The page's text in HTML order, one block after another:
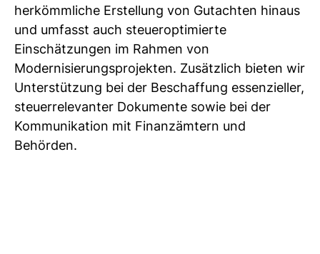
herkömmliche Erstellung von Gutachten hinaus
und umfasst auch steueroptimierte
Einschätzungen im Rahmen von
Modernisierungsprojekten. Zusätzlich bieten wir
Unterstützung bei der Beschaffung essenzieller,
steuerrelevanter Dokumente sowie bei der
Kommunikation mit Finanzämtern und
Behörden.